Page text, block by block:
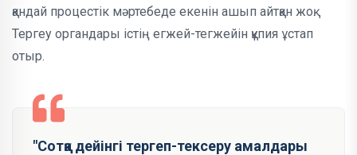
қандай процестік мәртебеде екенін ашып айтқан жоқ.
Тергеу органдары істің егжей-тегжейін құпия ұстап
отыр.
"Сотқа дейінгі тергеп-тексеру амалдары